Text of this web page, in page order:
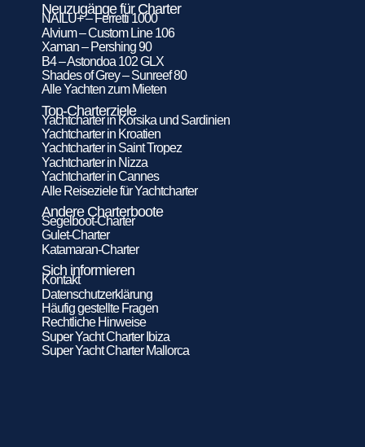
Neuzugänge für Charter
NAILU+ – Ferretti 1000
Alvium – Custom Line 106
Xaman – Pershing 90
B4 – Astondoa 102 GLX
Shades of Grey – Sunreef 80
Alle Yachten zum Mieten
Top-Charterziele
Yachtcharter in Korsika und Sardinien
Yachtcharter in Kroatien
Yachtcharter in Saint Tropez
Yachtcharter in Nizza
Yachtcharter in Cannes
Alle Reiseziele für Yachtcharter
Andere Charterboote
Segelboot-Charter
Gulet-Charter
Katamaran-Charter
Sich informieren
Kontakt
Datenschutzerklärung
Häufig gestellte Fragen
Rechtliche Hinweise
Super Yacht Charter Ibiza
Super Yacht Charter Mallorca